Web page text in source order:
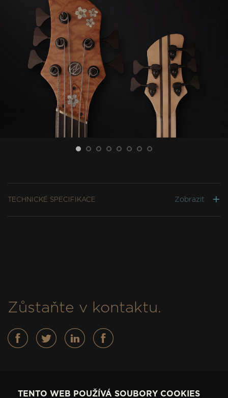
TECHNICKÉ SPECIFIKACE Zobrazit
Zůstaňte v kontaktu.
Baskytary
TENTO WEB POUŽÍVÁ SOUBORY COOKIES